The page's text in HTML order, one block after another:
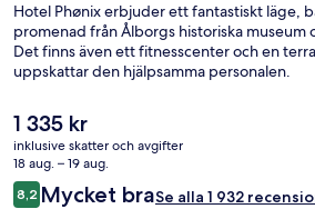
Hotel Phønix erbjuder ett fantastiskt läge,
promenad från Ålborgs historiska
Det finns även ett fitnesscenter och en
uppskattar den hjälpsamma personalen.
Det
nuvarande
priset
är
1 335 kr
1 335 kr
inklusive skatter och avgifter
18 aug. – 19 aug.
Recensioner
8,28,2 av 10,
Mycket braSe alla 1 932